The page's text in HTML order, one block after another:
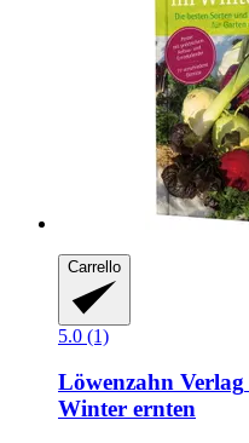
Carrello
5.0 (1)
Löwenzahn Verlag
Winter ernten